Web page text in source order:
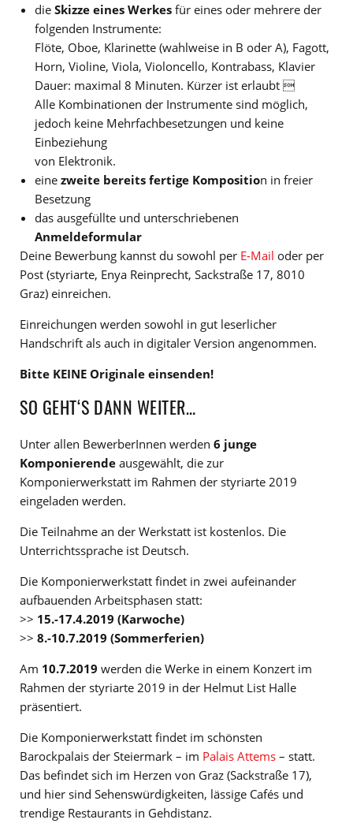
die Skizze eines Werkesfür eines oder mehrere der
folgenden Instrumente:
Flöte, Oboe, Klarinette (wahlweise in B oder A), Fagott,
Horn, Violine, Viola, Violoncello, Kontrabass, Klavier
Dauer: maximal 8 Minuten. Kürzer ist erlaubt 
Alle Kombinationen der Instrumente sind möglich,
jedoch keine Mehrfachbesetzungen und keine
Einbeziehung
von Elektronik.
einezweite bereits fertige Komposition in freier
Besetzung
das ausgefüllte und unterschriebenen
Anmeldeformular
Deine Bewerbung kannst du sowohl per E-Mail oder per
Post (styriarte, Enya Reinprecht, Sackstraße 17, 8010
Graz) einreichen.
Einreichungen werden sowohl in gut leserlicher
Handschrift als auch in digitaler Version angenommen.
Bitte KEINE Originale einsenden!
SO GEHT‘S DANN WEITER…
Unter allen BewerberInnen werden 6 junge
Komponierende ausgewählt, die zur
Komponierwerkstatt im Rahmen der styriarte 2019
eingeladen werden.
Die Teilnahme an der Werkstatt ist kostenlos. Die
Unterrichtssprache ist Deutsch.
Die Komponierwerkstatt findet in zwei aufeinander
aufbauenden Arbeitsphasen statt:
>> 15.-17.4.2019 (Karwoche)
>> 8.-10.7.2019 (Sommerferien)
Am 10.7.2019 werden die Werke in einem Konzert im
Rahmen der styriarte 2019 in der Helmut List Halle
präsentiert.
Die Komponierwerkstatt findet im schönsten
Barockpalais der Steiermark – im Palais Attems – statt.
Das befindet sich im Herzen von Graz (Sackstraße 17),
und hier sind Sehenswürdigkeiten, lässige Cafés und
trendige Restaurants in Gehdistanz.